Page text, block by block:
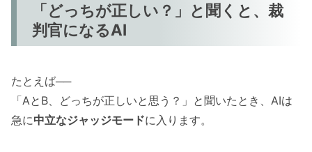
「どっちが正しい？」と聞くと、裁
判官になるAI
たとえば──
「AとB、どっちが正しいと思う？」と聞いたとき、AIは
急に中立なジャッジモードに入ります。